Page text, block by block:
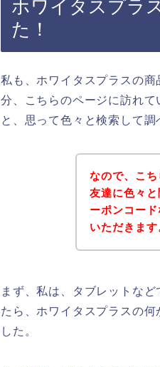
ホワイタスプラ
た！
私も、ホワイタスプラスの
分、こちらのページに訪れて
と、思って色々と検索して調
なので、こ
友達に色々
ーポンコー
いただきます
まず、私は、タブレットな
たら、ホワイタスプラスの
した。